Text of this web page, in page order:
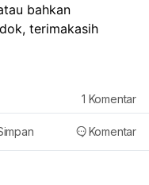
bahkan
terimakasih
Komentar
1 Komentar